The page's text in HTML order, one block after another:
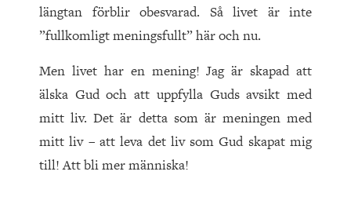
längtan förblir obesvarad. Så livet är inte
”fullkomligt meningsfullt” här och nu.
Men livet har en mening! Jag är skapad att
älska Gud och att uppfylla Guds avsikt med
mitt liv. Det är detta som är meningen med
mitt liv – att leva det liv som Gud skapat mig
till! Att bli mer människa!